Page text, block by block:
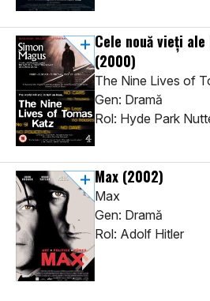
Cele nouă vieți
(2000)
The Nine Lives of
Gen: Dramă
Rol: Hyde Park
Max (2002)
Max
Gen: Dramă
Rol: Adolf Hitler